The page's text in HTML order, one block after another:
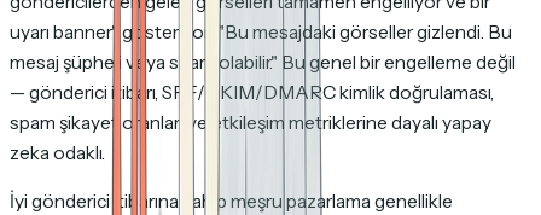
uyarı banner'ı gösteriyor:
"Bu mesajdaki görseller gizlendi. Bu
mesaj şüpheli veya spam olabilir." Bu genel bir engelleme değil
— gönderici itibarı, SPF/DKIM/DMARC kimlik doğrulaması,
spam şikayet oranları ve etkileşim metriklerine dayalı yapay
zeka odaklı.
İyi gönderici itibarına sahip meşru pazarlama genellikle